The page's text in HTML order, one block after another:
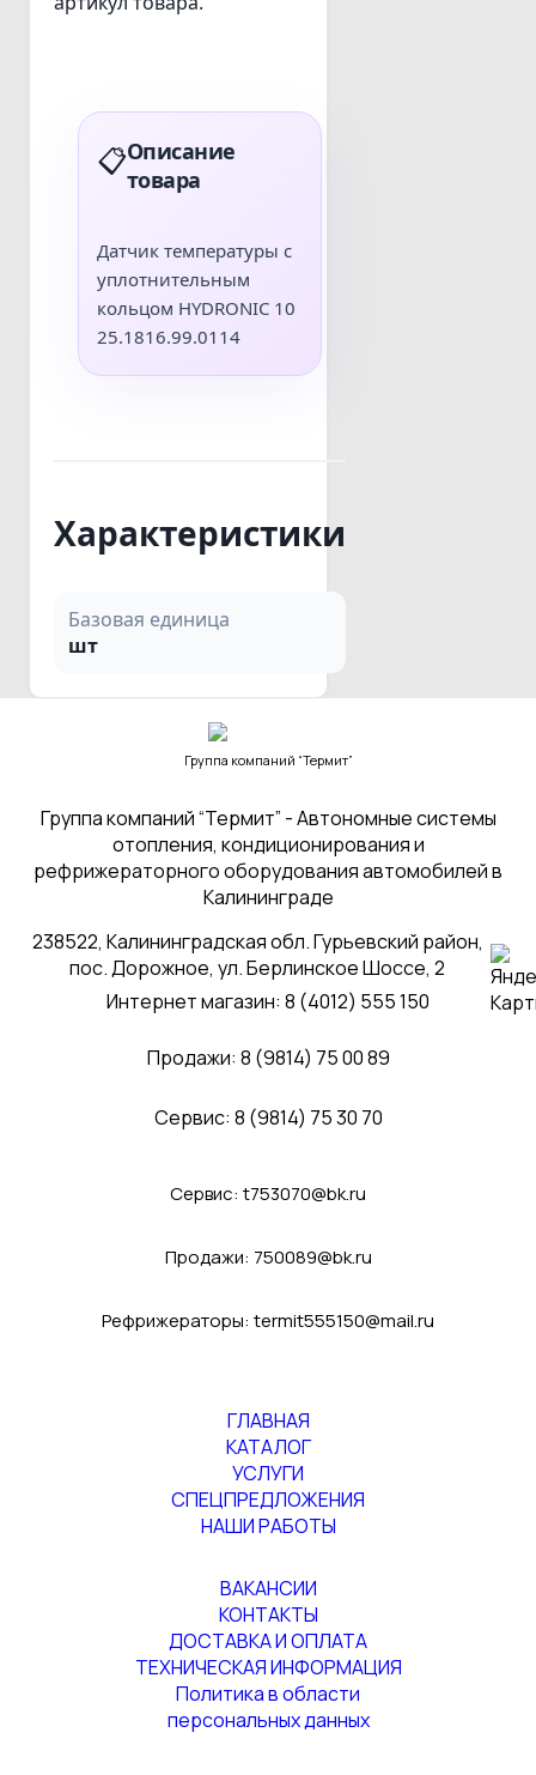
📋Описание
товара
Датчик температуры с
уплотнительным
кольцом HYDRONIC 10
25.1816.99.0114
Характеристики
Базовая единица
шт
Группа компаний “Термит”
Группа компаний “Термит” - Автономные системы
отопления, кондиционирования и
рефрижераторного оборудования автомобилей в
Калининграде
238522, Калининградская обл. Гурьевский район,
пос. Дорожное, ул. Берлинское Шоссе, 2
Интернет магазин: 8 (4012) 555 150
Продажи: 8 (9814) 75 00 89
Сервис: 8 (9814) 75 30 70
Сервис: t753070@bk.ru
Продажи: 750089@bk.ru
Рефрижераторы: termit555150@mail.ru
ГЛАВНАЯ
КАТАЛОГ
УСЛУГИ
СПЕЦПРЕДЛОЖЕНИЯ
НАШИ РАБОТЫ
ВАКАНСИИ
КОНТАКТЫ
ДОСТАВКА И ОПЛАТА
ТЕХНИЧЕСКАЯ ИНФОРМАЦИЯ
Политика в области
персональных данных